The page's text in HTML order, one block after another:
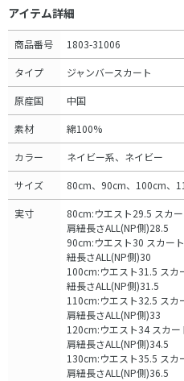
アイテム詳細
商品番号 1803-31006
タイプ ジャンバースカート
原産国 中国
素材 綿100%
カラー ネイビー系、ネイビー
サイズ 80cm、90cm、100cm、
実寸
80cm:ウエスト29.5 スカ
肩紐長さALL(NP側)28.5
90cm:ウエスト30 スカー
紐長さALL(NP側)30
100cm:ウエスト31.5 スカ
紐長さALL(NP側)31.5
110cm:ウエスト32.5 スカ
肩紐長さALL(NP側)33
120cm:ウエスト34 スカ
肩紐長さALL(NP側)34.5
130cm:ウエスト35.5 スカ
肩紐長さALL(NP側)36.5